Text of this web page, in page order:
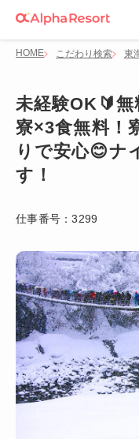
HOME こだわり検索 東
未経験OK🔰
寮×3食無料！
りで安心😊ナ
す！
仕事番号：3299